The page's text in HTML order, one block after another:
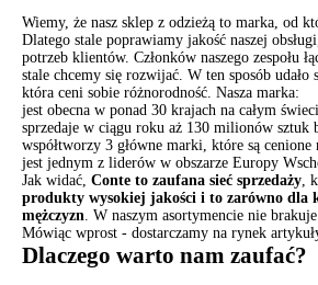
Wiemy, że nasz sklep z odzieżą to marka, od
Dlatego stale poprawiamy jakość naszej
potrzeb klientów. Członków naszego zespołu
stale chcemy się rozwijać. W ten sposób udało
która ceni sobie różnorodność. Nasza marka:
jest obecna w ponad 30 krajach na całym
sprzedaje w ciągu roku aż 130 milionów sztuk
współtworzy 3 główne marki, które są cenione
jest jednym z liderów w obszarze Europy
Jak widać, Conte to zaufana sieć sprzedaży ,
produkty wysokiej jakości i to zarówno dla
mężczyzn . W naszym asortymencie nie
Mówiąc wprost - dostarczamy na rynek
Dlaczego warto nam zaufać?